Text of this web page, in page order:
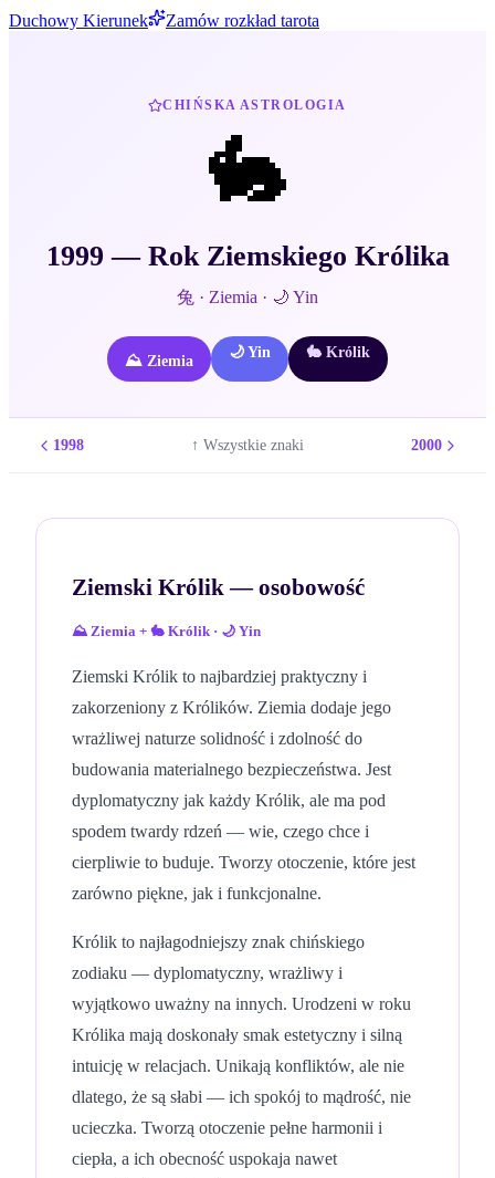
Duchowy Kierunek Zamów rozkład tarota
CHIŃSKA ASTROLOGIA
🐇
1999 — Rok Ziemskiego Królika
兔 · Ziemia · 🌙 Yin
⛰️ Ziemia 🌙Yin 🐇 Królik
1998 ↑ Wszystkie znaki 2000
Ziemski Królik — osobowość
⛰️ Ziemia + 🐇 Królik · 🌙 Yin
Ziemski Królik to najbardziej praktyczny i
zakorzeniony z Królików. Ziemia dodaje jego
wrażliwej naturze solidność i zdolność do
budowania materialnego bezpieczeństwa. Jest
dyplomatyczny jak każdy Królik, ale ma pod
spodem twardy rdzeń — wie, czego chce i
cierpliwie to buduje. Tworzy otoczenie, które jest
zarówno piękne, jak i funkcjonalne.
Królik to najłagodniejszy znak chińskiego
zodiaku — dyplomatyczny, wrażliwy i
wyjątkowo uważny na innych. Urodzeni w roku
Królika mają doskonały smak estetyczny i silną
intuicję w relacjach. Unikają konfliktów, ale nie
dlatego, że są słabi — ich spokój to mądrość, nie
ucieczka. Tworzą otoczenie pełne harmonii i
ciepła, a ich obecność uspokaja nawet